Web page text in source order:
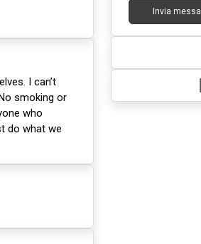
I can’t
smoking or
who
do what we
Invia